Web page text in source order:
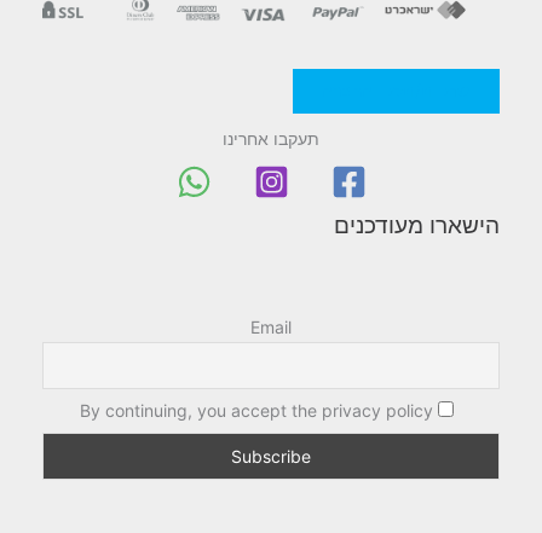
תעקבו אחרינו
הישארו מעודכנים
Email
By continuing, you accept the privacy policy